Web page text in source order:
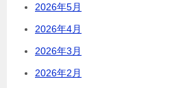
2026年5月
2026年4月
2026年3月
2026年2月